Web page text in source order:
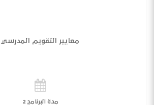
معايير التقويم المدرسي
مدة البرنامج 2